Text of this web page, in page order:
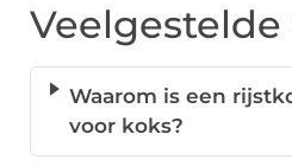
Veelgestelde
Waarom is een
voor koks?